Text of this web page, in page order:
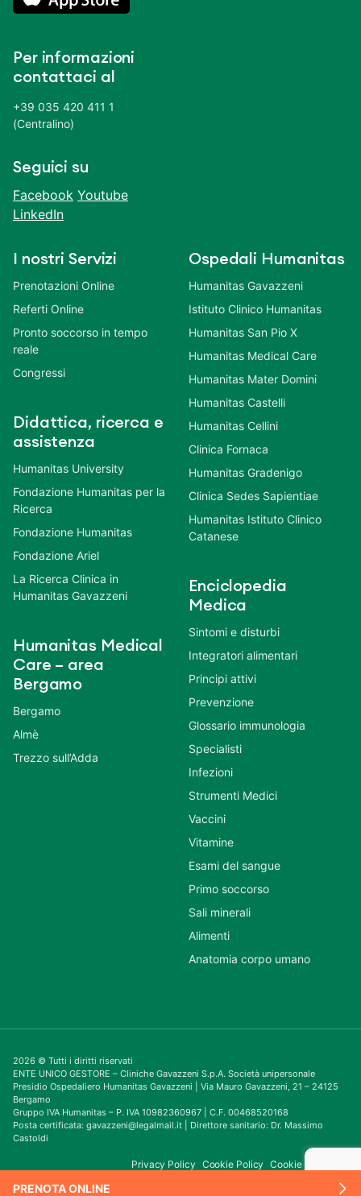
PRENOTA ONLINE
Per informazioni
contattaci al
+39 035 420 411 1
(Centralino)
Seguici su
Facebook Youtube
LinkedIn
I nostri Servizi
Prenotazioni Online
Referti Online
Pronto soccorso in tempo
reale
Congressi
Didattica, ricerca e
assistenza
Humanitas University
Fondazione Humanitas per la
Ricerca
Fondazione Humanitas
Fondazione Ariel
La Ricerca Clinica in
Humanitas Gavazzeni
Humanitas Medical
Care – area
Bergamo
Bergamo
Almè
Trezzo sull’Adda
Ospedali Humanitas
Humanitas Gavazzeni
Istituto Clinico Humanitas
Humanitas San Pio X
Humanitas Medical Care
Humanitas Mater Domini
Humanitas Castelli
Humanitas Cellini
Clinica Fornaca
Humanitas Gradenigo
Clinica Sedes Sapientiae
Humanitas Istituto Clinico
Catanese
Enciclopedia
Medica
Sintomi e disturbi
Integratori alimentari
Principi attivi
Prevenzione
Glossario immunologia
Specialisti
Infezioni
Strumenti Medici
Vaccini
Vitamine
Esami del sangue
Primo soccorso
Sali minerali
Alimenti
Anatomia corpo umano
2026 © Tutti i diritti riservati
ENTE UNICO GESTORE – Cliniche Gavazzeni S.p.A. Società unipersonale
Presidio Ospedaliero Humanitas Gavazzeni | Via Mauro Gavazzeni, 21 – 24125
Bergamo
Gruppo IVA Humanitas – P. IVA 10982360967 | C.F. 00468520168
Posta certificata: gavazzeni@legalmail.it | Direttore sanitario: Dr. Massimo
Castoldi
Privacy Policy Cookie Policy Cookie Consent